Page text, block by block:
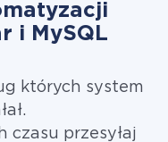
i MySQL
których system
czasu przesyłaj